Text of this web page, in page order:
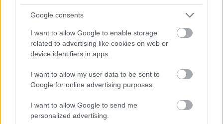
Google consents
I want to allow Google to enable storage
related to advertising like cookies on web or
device identifiers in apps.
I want to allow my user data to be sent to
Google for online advertising purposes.
I want to allow Google to send me
personalized advertising.
IL PRIMO “FATTO FUORI” DA #HRCÈ
SHINICHI KOKUBU (LO VEDETE
ACCANTO A KEN KAWAUCHI).
ENTRATO IN HONDA RACING
CORPORATION DAL 1986.
RIVOLUZIONE TOTALE IN HRC.
PIC.TWITTER.COM/T6F4ORDGJT